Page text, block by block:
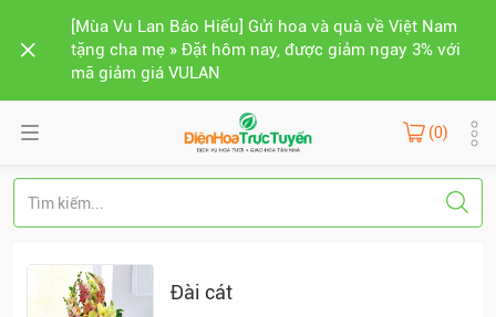
[Mùa Vu Lan Báo Hiếu] Gửi hoa và quà về Việt Nam
tặng cha mẹ » Đặt hôm nay, được giảm ngay 3% với
mã giảm giá VULAN
(0)
Đài cát